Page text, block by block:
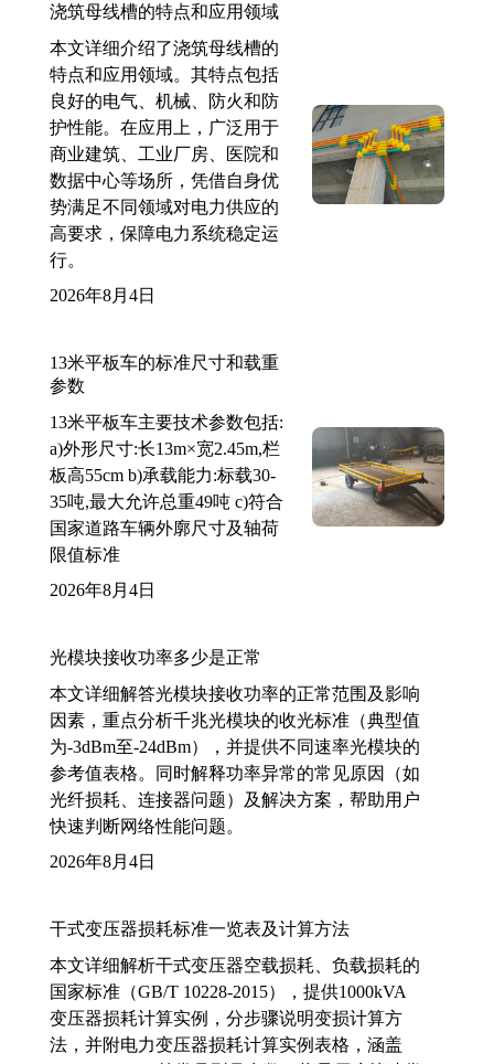
浇筑母线槽的特点和应用领域
本文详细介绍了浇筑母线槽的
特点和应用领域。其特点包括
良好的电气、机械、防火和防
护性能。在应用上，广泛用于
商业建筑、工业厂房、医院和
数据中心等场所，凭借自身优
势满足不同领域对电力供应的
高要求，保障电力系统稳定运
行。
2026年8月4日
13米平板车的标准尺寸和载重
参数
13米平板车主要技术参数包括:
a)外形尺寸:长13m×宽2.45m,栏
板高55cm b)承载能力:标载30-
35吨,最大允许总重49吨 c)符合
国家道路车辆外廓尺寸及轴荷
限值标准
2026年8月4日
光模块接收功率多少是正常
本文详细解答光模块接收功率的正常范围及影响
因素，重点分析千兆光模块的收光标准（典型值
为-3dBm至-24dBm），并提供不同速率光模块的
参考值表格。同时解释功率异常的常见原因（如
光纤损耗、连接器问题）及解决方案，帮助用户
快速判断网络性能问题。
2026年8月4日
干式变压器损耗标准一览表及计算方法
本文详细解析干式变压器空载损耗、负载损耗的
国家标准（GB/T 10228-2015），提供1000kVA
变压器损耗计算实例，分步骤说明变损计算方
法，并附电力变压器损耗计算实例表格，涵盖